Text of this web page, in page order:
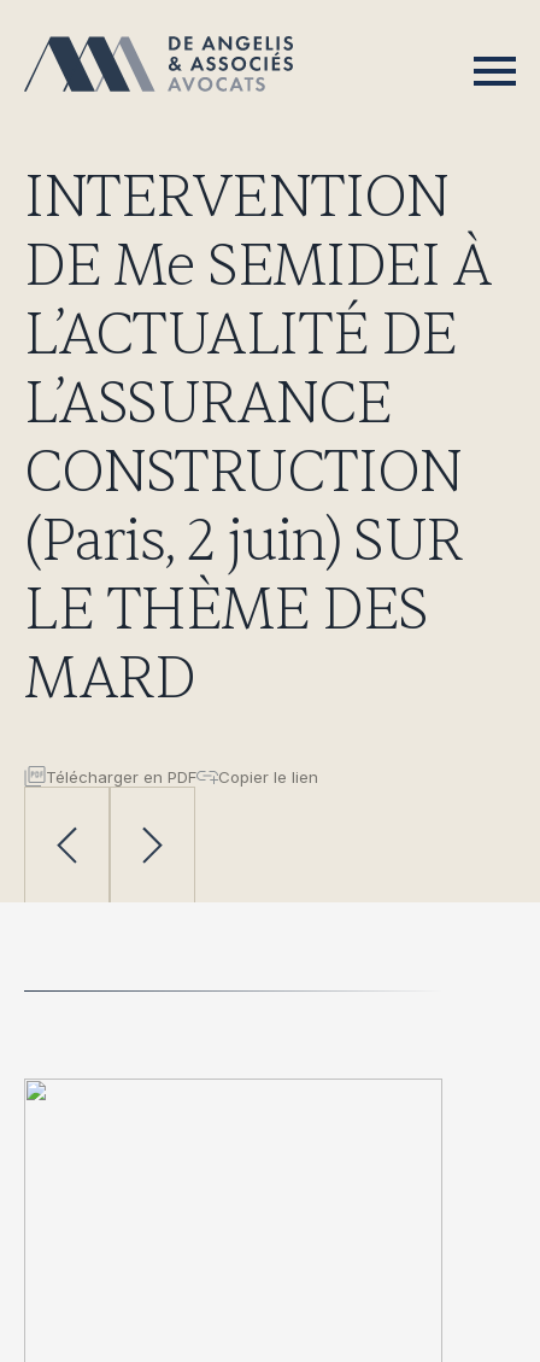
INTERVENTION
DE Me SEMIDEI À
L’ACTUALITÉ DE
L’ASSURANCE
CONSTRUCTION
(Paris, 2 juin) SUR
LE THÈME DES
MARD
Télécharger en PDF Copier le lien